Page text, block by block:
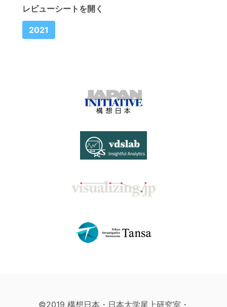
レビューシートを開く
2021
©2019 構想日本・日本大学尾上研究室・